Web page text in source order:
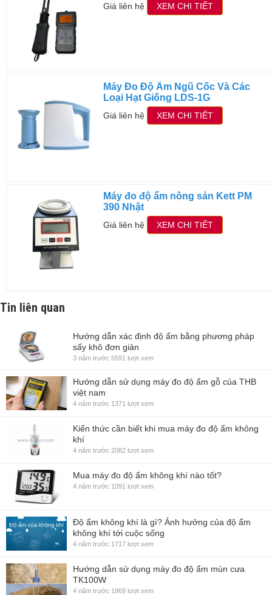
Giá liên hệ XEM CHI TIẾT
Máy Đo Độ Ẩm Ngũ Cốc Và Các
Loại Hạt Giống LDS-1G
Giá liên hệ XEM CHI TIẾT
Máy đo độ ẩm nông sản Kett PM
390 Nhật
Giá liên hệ XEM CHI TIẾT
Tin liên quan
Hướng dẫn xác định độ ẩm bằng phương pháp
sấy khô đơn giản
3 năm trước 5591 lượt xem
Hướng dẫn sử dụng máy đo độ ẩm gỗ của THB
việt nam
4 năm trước 1371 lượt xem
Kiến thức cần biết khi mua máy đo độ ẩm không
khí
4 năm trước 2082 lượt xem
Mua máy đo độ ẩm không khí nào tốt?
4 năm trước 1091 lượt xem
Độ ẩm không khí là gì? Ảnh hưởng của độ ẩm
không khí tới cuộc sống
4 năm trước 1717 lượt xem
Hướng dẫn sử dụng máy đo độ ẩm mùn cưa
TK100W
4 năm trước 1969 lượt xem